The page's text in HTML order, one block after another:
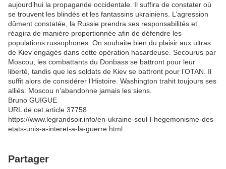
aujourd’hui la propagande occidentale. Il suffira de constater où
se trouvent les blindés et les fantassins ukrainiens. L’agression
dûment constatée, la Russie prendra ses responsabilités et
réagira de manière proportionnée afin de défendre les
populations russophones. On souhaite bien du plaisir aux ultras
de Kiev engagés dans cette opération hasardeuse. Secourus par
Moscou, les combattants du Donbass se battront pour leur
liberté, tandis que les soldats de Kiev se battront pour l’OTAN. Il
suffit alors de considérer l’Histoire. Washington trahit toujours ses
alliés. Moscou n’abandonne jamais les siens.
Bruno GUIGUE
URL de cet article 37758
https://www.legrandsoir.info/en-ukraine-seul-l-hegemonisme-des-
etats-unis-a-interet-a-la-guerre.html
Partager